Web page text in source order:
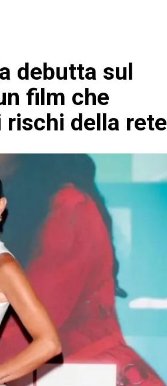
debutta sul
film che
della rete